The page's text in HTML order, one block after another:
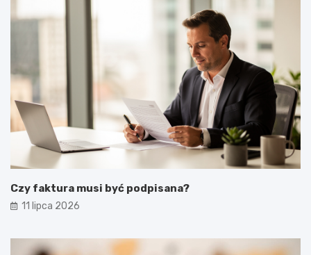
Czy faktura musi być podpisana?
11 lipca 2026